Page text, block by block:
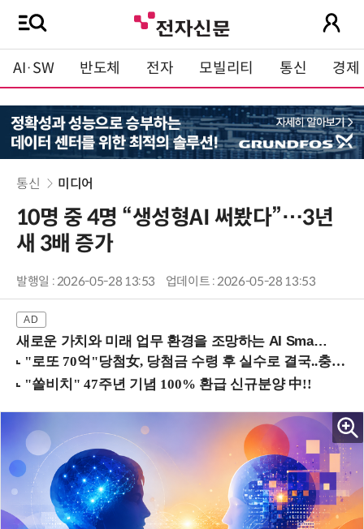
AI·SW 반도체 전자 모빌리티 통신 경제
통신 미디어
10명 중 4명 “생성형AI 써봤다”…3년
새 3배 증가
발행일 : 2026-05-28 13:53 업데이트 : 2026-05-28 13:53
새로운 가치와 미래 업무 환경을 조망하는 AI Smart Work Summit 2026 (9/11 코엑스)